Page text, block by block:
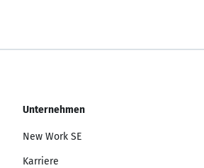
Unternehmen
New Work SE
Karriere